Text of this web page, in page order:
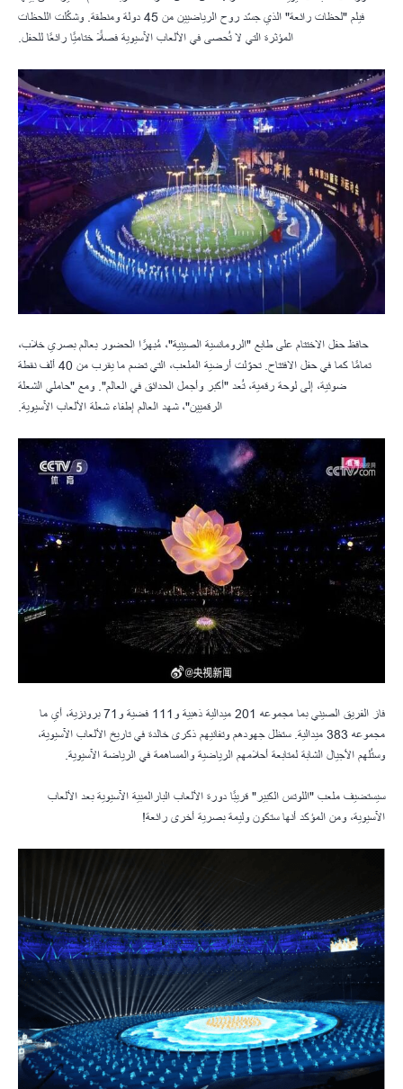
فيلم "لحظات رائعة" الذي جسّد روح الرياضيين من 45 دولة ومنطقة. وشكّلت اللحظات
المؤثرة التي لا تُحصى في الألعاب الآسيوية فصلًا ختاميًا رائعًا للحفل.
حافظ حفل الاختتام على طابع "الرومانسية الصينية"، مُبهرًا الحضور بعالم بصري خلاب،
تمامًا كما في حفل الافتتاح. تحوّلت أرضية الملعب، التي تضم ما يقرب من 40 ألف نقطة
ضوئية، إلى لوحة رقمية، تُعد "أكبر وأجمل الحدائق في العالم". ومع "حاملي الشعلة
الرقميين"، شهد العالم إطفاء شعلة الألعاب الآسيوية.
فاز الفريق الصيني بما مجموعه 201 ميدالية ذهبية و111 فضية و71 برونزية، أي ما
مجموعه 383 ميدالية. ستظل جهودهم وتفانيهم ذكرى خالدة في تاريخ الألعاب الآسيوية،
وستُلهم الأجيال الشابة لمتابعة أحلامهم الرياضية والمساهمة في الرياضة الآسيوية.
سيستضيف ملعب "اللوتس الكبير" قريبًا دورة الألعاب البارالمبية الآسيوية بعد الألعاب
الآسيوية، ومن المؤكد أنها ستكون وليمة بصرية أخرى رائعة!